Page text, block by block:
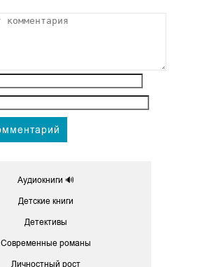
Аудиокниги 🔊
Детские книги
Детективы
Современные романы
Личностный рост